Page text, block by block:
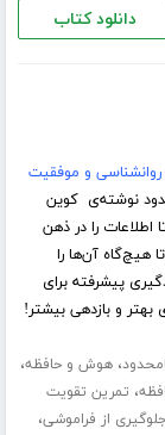
دانلود کتاب
و موفقیت
نوشته‌ی کوین
را در ذهن
هیچ‌گاه آن‌ها را
پیشرفته برای
بهتر و بازدهی بیشتر!
،هوش و حافظه،
، تمرین تقویت
از فراموشی،